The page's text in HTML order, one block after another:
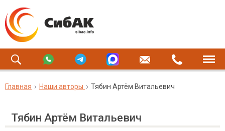
Главная Наши авторы Тябин Артём Витальевич
Тябин Артём Витальевич